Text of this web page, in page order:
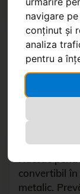
navigare
conținut și
analiza
pentru a
Rucsac
convertibil
metalic.